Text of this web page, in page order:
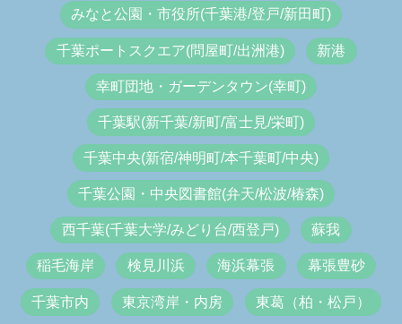
みなと公園・市役所(千葉港/登戸/新田町)
千葉ポートスクエア(問屋町/出洲港) 新港
幸町団地・ガーデンタウン(幸町)
千葉駅(新千葉/新町/富士見/栄町)
千葉中央(新宿/神明町/本千葉町/中央)
千葉公園・中央図書館(弁天/松波/椿森)
西千葉(千葉大学/みどり台/西登戸) 蘇我
稲毛海岸 検見川浜 海浜幕張 幕張豊砂
千葉市内 東京湾岸・内房 東葛（柏・松戸）